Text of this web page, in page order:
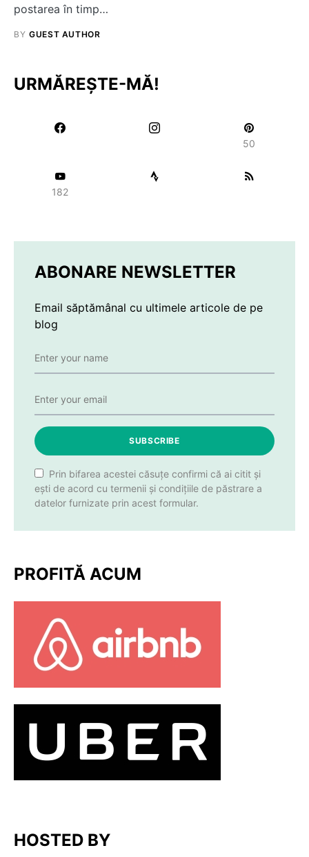
postarea în timp…
BY GUEST AUTHOR
URMĂREȘTE-MĂ!
50
182
ABONARE NEWSLETTER
Email săptămânal cu ultimele articole de pe
blog
SUBSCRIBE
Prin bifarea acestei căsuțe confirmi că ai citit și
ești de acord cu termenii și condițiile de păstrare a
datelor furnizate prin acest formular.
PROFITĂ ACUM
HOSTED BY